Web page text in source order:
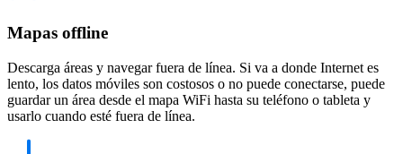
Mapas offline
Descarga áreas y navegar fuera de línea. Si va a donde Internet es
lento, los datos móviles son costosos o no puede conectarse, puede
guardar un área desde el mapa WiFi hasta su teléfono o tableta y
usarlo cuando esté fuera de línea.